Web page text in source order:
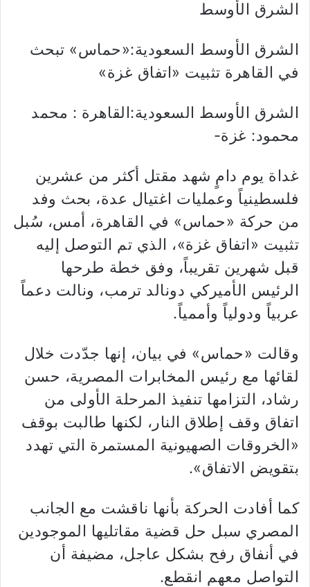
الشرق الأوسط
الشرق الأوسط السعودية:«حماس» تبحث
في القاهرة تثبيت «اتفاق غزة»
الشرق الأوسط السعودية:القاهرة : محمد
محمود: غزة-
غداة يوم دامٍ شهد مقتل أكثر من عشرين
فلسطينياً وعمليات اغتيال عدة، بحث وفد
من حركة «حماس» في القاهرة، أمس، سُبل
تثبيت «اتفاق غزة»، الذي تم التوصل إليه
قبل شهرين تقريباً، وفق خطة طرحها
الرئيس الأميركي دونالد ترمب، ونالت دعماً
عربياً ودولياً وأممياً.
وقالت «حماس» في بيان، إنها جدّدت خلال
لقائها مع رئيس المخابرات المصرية، حسن
رشاد، التزامها تنفيذ المرحلة الأولى من
اتفاق وقف إطلاق النار، لكنها طالبت بوقف
«الخروقات الصهيونية المستمرة التي تهدد
بتقويض الاتفاق».
كما أفادت الحركة بأنها ناقشت مع الجانب
المصري سبل حل قضية مقاتليها الموجودين
في أنفاق رفح بشكل عاجل، مضيفة أن
التواصل معهم انقطع.